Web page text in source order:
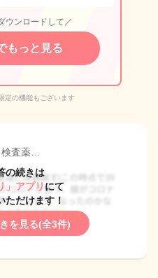
ウンロードして／
もっと見る
定の機能もございます
査薬…
の続きは
」アプリ にて
ただけます！
を見る(全3件)